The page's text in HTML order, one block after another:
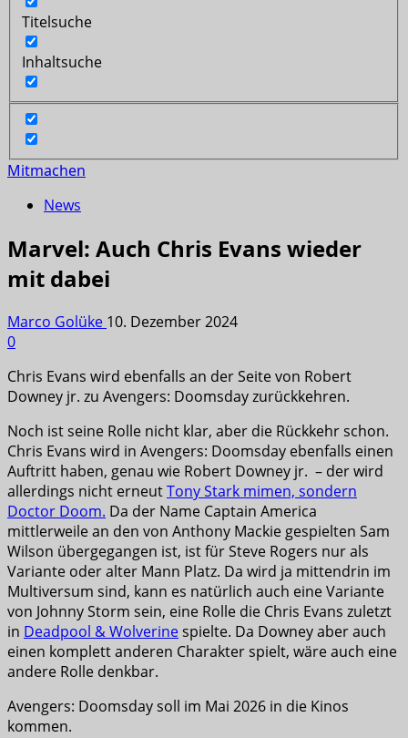
Titelsuche
Inhaltsuche
Mitmachen
News
Marvel: Auch Chris Evans wieder
mit dabei
Marco Golüke 10. Dezember 2024
0
Chris Evans wird ebenfalls an der Seite von Robert
Downey jr. zu Avengers: Doomsday zurückkehren.
Noch ist seine Rolle nicht klar, aber die Rückkehr schon.
Chris Evans wird in Avengers: Doomsday ebenfalls einen
Auftritt haben, genau wie Robert Downey jr. – der wird
allerdings nicht erneutTony Stark mimen, sondern
Doctor Doom. Da der Name Captain America
mittlerweile an den von Anthony Mackie gespielten Sam
Wilson übergegangen ist, ist für Steve Rogers nur als
Variante oder alter Mann Platz. Da wird ja mittendrin im
Multiversum sind, kann es natürlich auch eine Variante
von Johnny Storm sein, eine Rolle die Chris Evans zuletzt
in Deadpool & Wolverinespielte. Da Downey aber auch
einen komplett anderen Charakter spielt, wäre auch eine
andere Rolle denkbar.
Avengers: Doomsday soll im Mai 2026 in die Kinos
kommen.